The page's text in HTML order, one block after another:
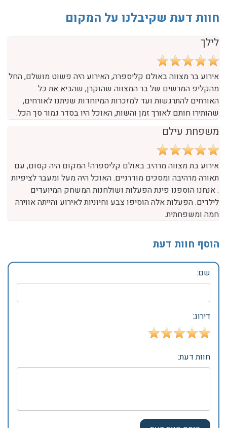
חוות דעת שקיבלנו על המקום
לילך
אירוע בר מצווה באולם קליספרה, האירוע היה פשוט מושלם, החל
מהקליפ המרשים של בר המצווה שהוקרן, שהביא את כל
האורחים להתרגשות ועד למזכרות המיוחדות שניתנו לאורחים,
שהותירו חותם לאורך זמן והשות, האוכל היו בסדר גמור סך הכל.
משפחת עילם
אירוע בת מצווה מרהיב באולם קליספרה! המקום היה קסום, עם
תאורה מרהיבה ומסכים מודרניים. האוכל היה מעל ומעבר לציפיות
. אנחנו הוספנו פינת הפעלות ושולחנות המשחק המיועדים
לילדים. הפעלות אלה הוסיפו צבע וחיוניות לאירוע והייתה אווירה
חמה ומשפחתית.
הוסף חוות דעת
שם:
דירוג:
חוות דעת: